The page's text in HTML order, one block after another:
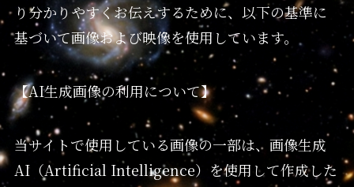
り分かりやすくお伝えするために、以下の基準に
基づいて画像および映像を使用しています。
【AI生成画像の利用について】
当サイトで使用している画像の一部は、画像生成
AI（Artificial Intelligence）を使用して作成した